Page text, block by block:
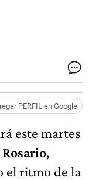
PERFIL en Google
este martes
,
el ritmo de la